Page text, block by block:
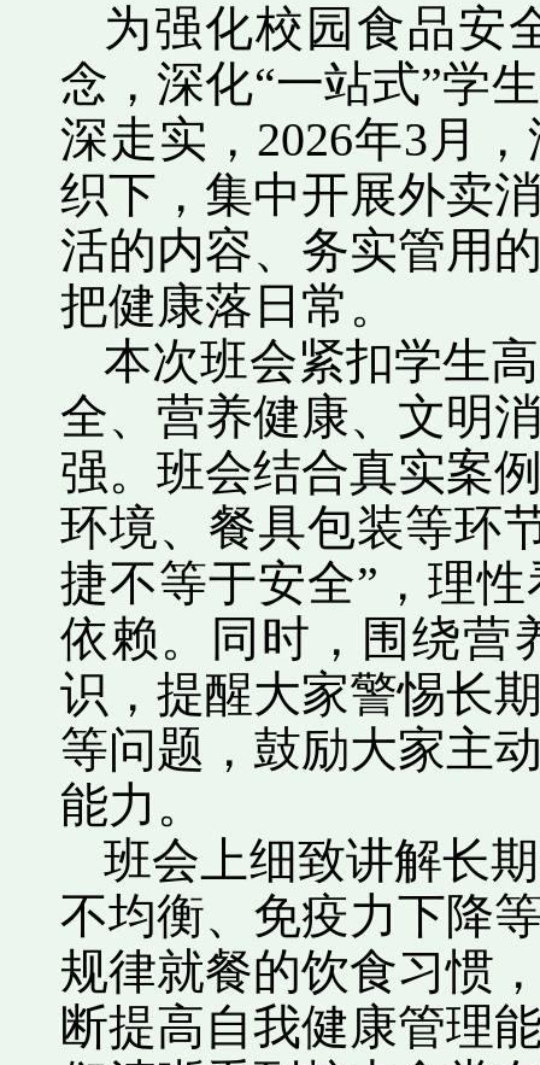
为强化校园食品安
念，深化“一站式”学
深走实，2026年3月
织下，集中开展外卖
活的内容、务实管用
把健康落日常。
本次班会紧扣学生
全、营养健康、文明
强。班会结合真实案
环境、餐具包装等环
捷不等于安全”，理
依赖。同时，围绕营
识，提醒大家警惕长
等问题，鼓励大家主
能力。
班会上细致讲解长
不均衡、免疫力下降
规律就餐的饮食习惯
断提高自我健康管理